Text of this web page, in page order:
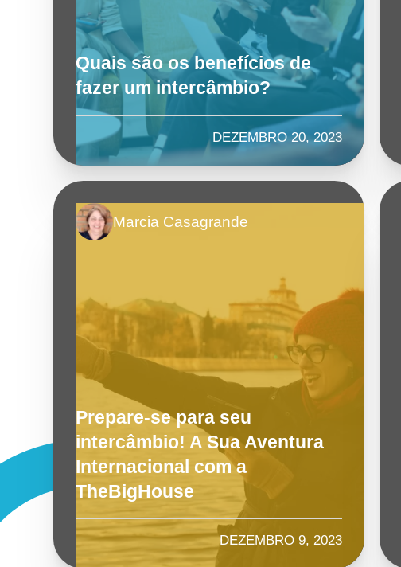
Quais são os benefícios de
fazer um intercâmbio?
DEZEMBRO 20, 2023
Marcia Casagrande
Prepare-se para seu
intercâmbio! A Sua Aventura
Internacional com a
TheBigHouse
DEZEMBRO 9, 2023